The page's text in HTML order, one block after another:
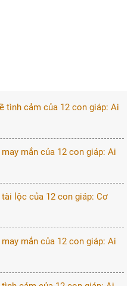
tình cảm của 12 con giáp: Ai
mắn của 12 con giáp: Ai
lộc của 12 con giáp: Cơ
mắn của 12 con giáp: Ai